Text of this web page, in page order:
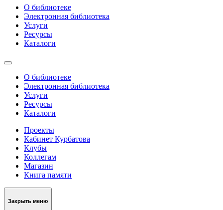
О библиотеке
Электронная библиотека
Услуги
Ресурсы
Каталоги
О библиотеке
Электронная библиотека
Услуги
Ресурсы
Каталоги
Проекты
Кабинет Курбатова
Клубы
Коллегам
Магазин
Книга памяти
Закрыть меню